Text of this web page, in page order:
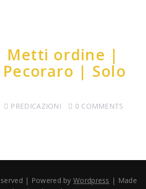
Metti ordine |
Pecoraro | Solo
PREDICAZIONI
0 COMMENTS
| Powered byWordpress | Made